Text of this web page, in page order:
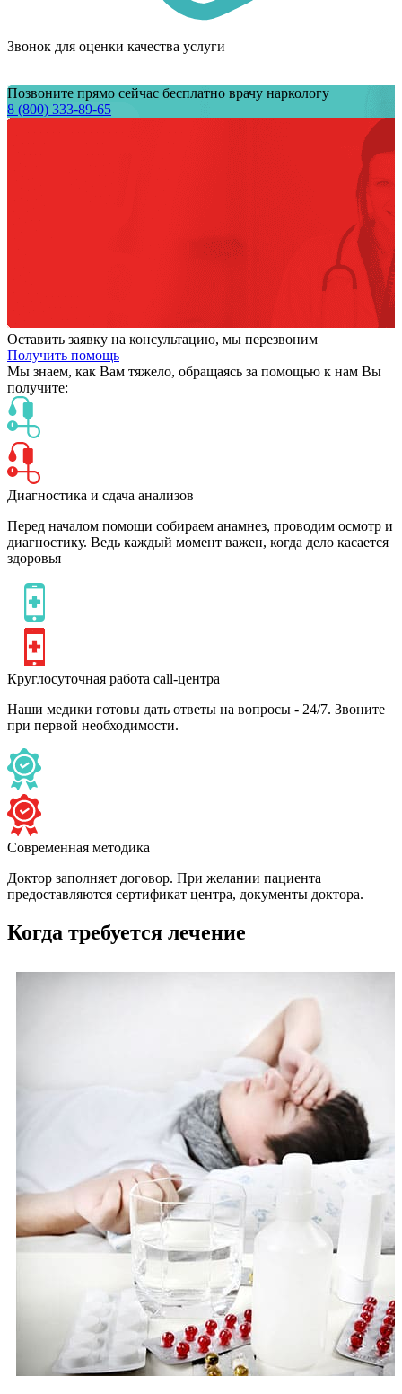
Звонок для оценки качества услуги
Позвоните прямо сейчас бесплатно врачу наркологу
8 (800) 333-89-65
Оставить заявку на консультацию, мы перезвоним
Получить помощь
Мы знаем, как Вам тяжело, обращаясь за помощью к нам Вы
получите:
Диагностика и сдача анализов
Перед началом помощи собираем анамнез, проводим осмотр и
диагностику. Ведь каждый момент важен, когда дело касается
здоровья
Круглосуточная работа call-центра
Наши медики готовы дать ответы на вопросы - 24/7. Звоните
при первой необходимости.
Современная методика
Доктор заполняет договор. При желании пациента
предоставляются сертификат центра, документы доктора.
Когда требуется лечение